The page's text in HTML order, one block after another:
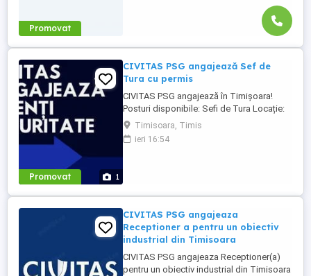
Promovat
Promovat 1
CIVITAS PSG angajează Sef de
Tura cu permis
CIVITAS PSG angajează în Timișoara!
Posturi disponibile: Sefi de Tura Locație:
Continental Tires Program: Ture 12 24, 12
48 Beneficii: Salariul de incadrare este de
4500 de lei brut la care se adauga separat
Timisoara, Timis
ieri 16:54
CIVITAS PSG angajeaza
Receptioner a pentru un obiectiv
industrial din Timisoara
CIVITAS PSG angajeaza Receptioner(a)
pentru un obiectiv industrial din Timisoara